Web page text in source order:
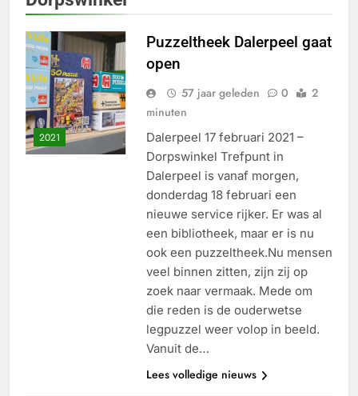
2021
Puzzeltheek Dalerpeel gaat
open
57 jaar geleden 0
2
minuten
Dalerpeel 17 februari 2021 –
Dorpswinkel Trefpunt in
Dalerpeel is vanaf morgen,
donderdag 18 februari een
nieuwe service rijker. Er was al
een bibliotheek, maar er is nu
ook een puzzeltheek.Nu mensen
veel binnen zitten, zijn zij op
zoek naar vermaak. Mede om
die reden is de ouderwetse
legpuzzel weer volop in beeld.
Vanuit de…
Lees volledige nieuws